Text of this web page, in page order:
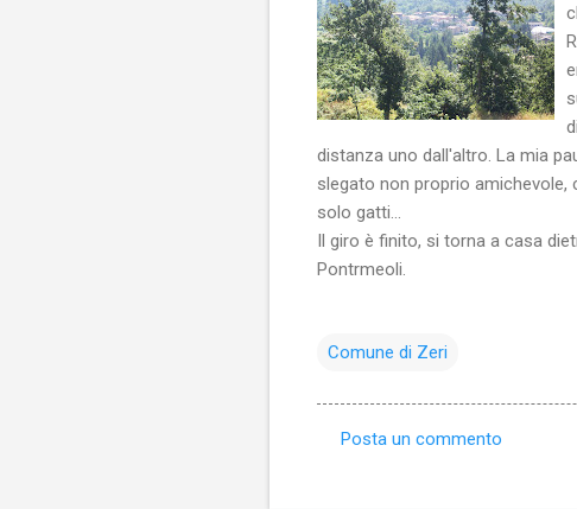
distanza uno dall'altro. La mia
slegato non proprio
solo gatti...
Il giro è finito, si torna a casa
Pontrmeoli.
Comune di Zeri
Posta un commento